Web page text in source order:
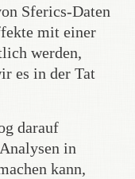
Sferics-Daten
mit einer
werden,
es in der Tat
darauf
in
kann,